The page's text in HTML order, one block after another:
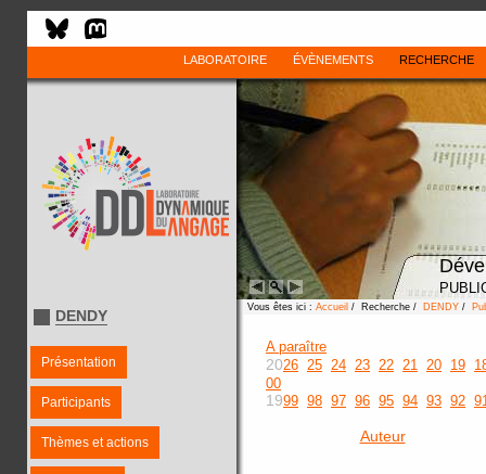
LABORATOIRE ÉVÈNEMENTS RECHERCHE
DENDY
Présentation
Participants
Thèmes et actions
Vous êtes ici : Accueil / Recherche / DENDY /
A paraître
2026 25 24 23 22 21 20 19
00
1999 98 97 96 95 94 93 92
Auteur